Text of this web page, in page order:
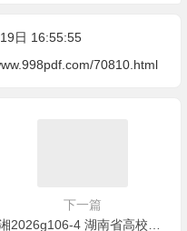
日 16:55:55
70810.html
下一篇